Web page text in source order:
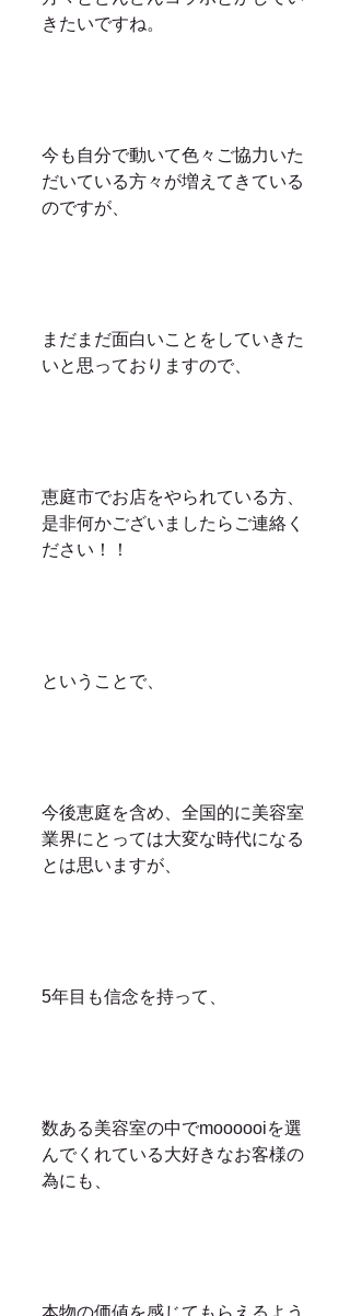
きたいですね。
今も自分で動いて色々ご協力いた
だいている方々が増えてきている
のですが、
まだまだ面白いことをしていきた
いと思っておりますので、
恵庭市でお店をやられている方、
是非何かございましたらご連絡く
ださい！！
ということで、
今後恵庭を含め、全国的に美容室
業界にとっては大変な時代になる
とは思いますが、
5年目も信念を持って、
数ある美容室の中でmoooooiを選
んでくれている大好きなお客様の
為にも、
本物の価値を感じてもらえるよう